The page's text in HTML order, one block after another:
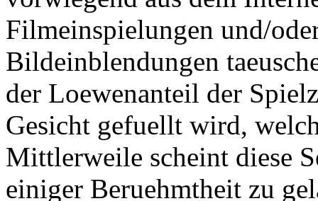
Filmeinspielungen und/
Bildeinblendungen
der Loewenanteil der
Gesicht gefuellt wird,
Mittlerweile scheint diese
einiger Beruehmtheit zu